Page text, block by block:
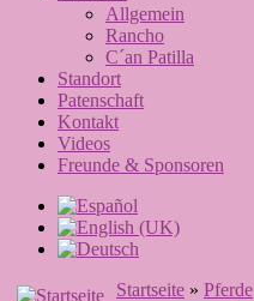
Allgemein
Rancho
C´an Patilla
Standort
Patenschaft
Kontakt
Videos
Freunde & Sponsoren
Startseite » Pferde